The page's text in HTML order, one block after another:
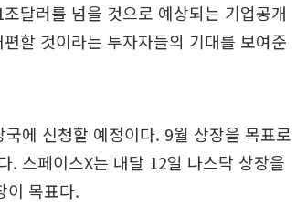
달러를 넘을 것으로 예상되는 기업공개
할 것이라는 투자자들의 기대를 보여준
에 신청할 예정이다. 9월 상장을 목표로
. 스페이스X는 내달 12일 나스닥 상장을
이 목표다.